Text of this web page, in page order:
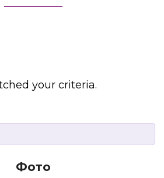
your criteria.
Фото